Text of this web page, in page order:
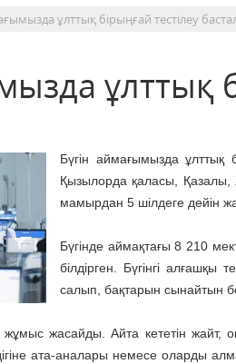
ұлттық бірыңғай тестілеу
ұлттық
Бүгін аймағымызда ұлттық
Қызылорда қаласы, Қазалы,
мамырдан 5 шілдеге дейін
Бүгінде аймақтағы 8 210
білдірген. Бүгінгі алғашқы
салып, бақтарын сынайтын
жұмыс жасайды. Айта кететін жайт,
ата-аналары немесе оларды